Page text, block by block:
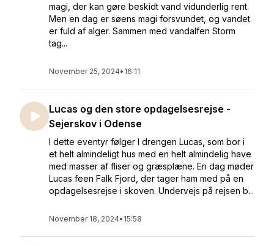
magi, der kan gøre beskidt vand vidunderlig rent.
Men en dag er søens magi forsvundet, og vandet
er fuld af alger. Sammen med vandalfen Storm
tag...
November 25, 2024• 16:11
Lucas og den store opdagelsesrejse -
Sejerskov i Odense
I dette eventyr følger I drengen Lucas, som bor i
et helt almindeligt hus med en helt almindelig have
med masser af fliser og græsplæne. En dag møder
Lucas feen Falk Fjord, der tager ham med på en
opdagelsesrejse i skoven. Undervejs på rejsen b...
November 18, 2024• 15:58